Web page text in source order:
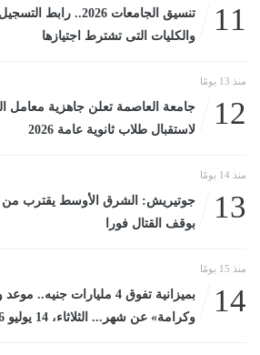
11
تنسيق الجامعات 2026..
والكليات التى تشترط اجتيازها
منذ 13 يومًا
12
جامعة العاصمة تعلن جاهزية معامل
لاستقبال طلاب ثانوية عامة 2026
منذ 14 يومًا
13
جوتيريش: الشرق الأوسط يقترب من
بوقف القتال فورا
منذ 15 يومًا
14
بميزانية تفوق 4 مليارات
وكرامة» عن شهر... الثلاثاء، 14 يوليو 2026 10:46 صـ